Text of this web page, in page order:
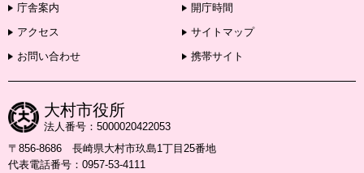
庁舎案内
開庁時間
アクセス
サイトマップ
お問い合わせ
携帯サイト
大村市役所
法人番号：5000020422053
〒856-8686 長崎県大村市玖島1丁目25番地
代表電話番号：0957-53-4111